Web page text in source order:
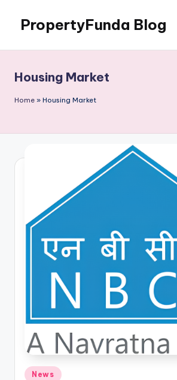
content
PropertyFunda Blog
Property
News
Housing Market
Home » Housing Market
Posted
News